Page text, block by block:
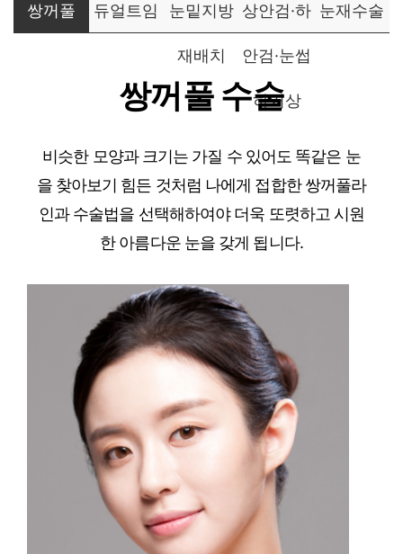
쌍꺼풀 듀얼트임 눈밑지방
재배치
상안검·하
안검·눈썹
하거상
눈재수술
쌍꺼풀 수술
비슷한 모양과 크기는 가질 수 있어도 똑같은 눈
을 찾아보기 힘든 것처럼 나에게 접합한 쌍꺼풀라
인과 수술법을 선택해하여야 더욱 또렷하고 시원
한 아름다운 눈을 갖게 됩니다.